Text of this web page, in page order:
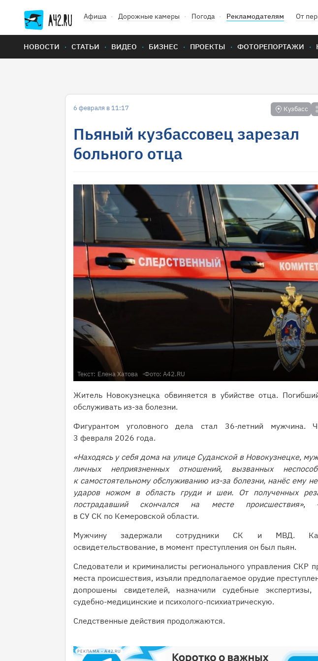
Афиша Дорожные камеры Погода Рекламодателям От
НОВОСТИ СТАТЬИ ВИДЕО БИЗНЕС ПРОЕКТЫ ФОТОРЕПОРТАЖИ
6 февраля в 11:17 Кузбасс
Пьяный кузбассовец зарезал
больного отца
Текст: Елена Хатова Фото: А42.RU
Житель Новокузнецка обвиняется в убийстве отца.
обслуживать из-за болезни.
Фигурантом уголовного дела стал 36-летний мужчина.
3 февраля 2026 года.
«Находясь у себя дома на улице Суданской в Новокузнецке,
личных неприязненных отношений, вызванных
к самостоятельному обслуживанию из-за болезни, нанёс ему
ударов ножом в область груди и шеи. От полученных
пострадавший скончался на месте происшествия», —
в СУ СК по Кемеровской области.
Мужчину задержали сотрудники СК и МВД.
освидетельствование, в момент преступления он был пьян.
Следователи и криминалисты регионального управления СКР
места происшествия, изъяли предполагаемое орудие
допрошены свидетелей, назначили судебные
судебно-медицинские и психолого-психиатрическую.
Следственные действия продолжаются.
РЕКЛАМА • A42.RU